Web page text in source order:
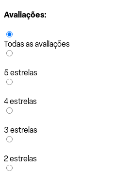
Avaliações:
Todas as avaliações
5 estrelas
4 estrelas
3 estrelas
2 estrelas